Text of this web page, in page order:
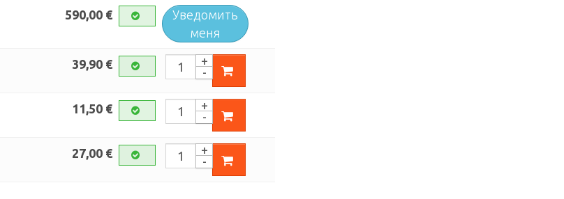
590,00 €
Уведомить
меня
39,90 €
11,50 €
27,00 €